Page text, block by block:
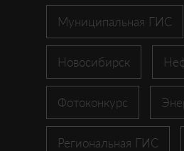
Муниципальная ГИС
Новосибирск
Фотоконкурс
Региональная ГИС